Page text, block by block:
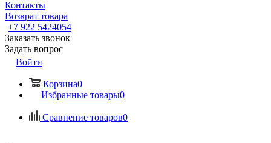
Контакты
Возврат товара
+7 922 5424054
Заказать звонок
Задать вопрос
Войти
Корзина0
Избранные товары0
Сравнение товаров0